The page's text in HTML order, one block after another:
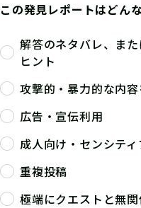
この発見レポートはどん
解答のネタバレ、ま
ヒント
攻撃的・暴力的な内
広告・宣伝利用
成人向け・センシテ
重複投稿
極端にクエストと無